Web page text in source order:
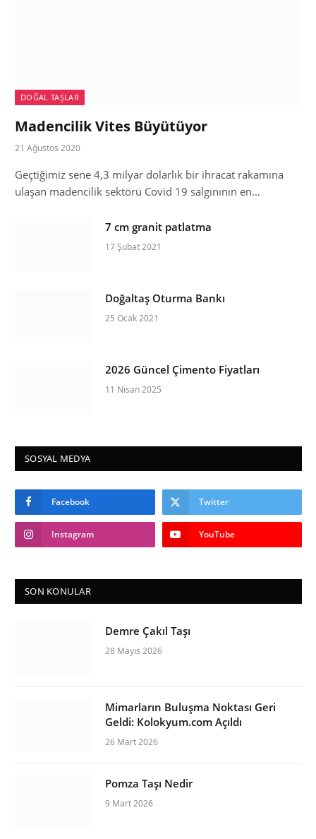
DOĞAL TAŞLAR
Madencilik Vites Büyütüyor
21 Ağustos 2020
Geçtiğimiz sene 4,3 milyar dolarlık bir ihracat rakamına
ulaşan madencilik sektörü Covid 19 salgınının en…
7 cm granit patlatma
17 Şubat 2021
Doğaltaş Oturma Bankı
25 Ocak 2021
2026 Güncel Çimento Fiyatları
11 Nisan 2025
SOSYAL MEDYA
Facebook Twitter
Instagram YouTube
SON KONULAR
Demre Çakıl Taşı
28 Mayıs 2026
Mimarların Buluşma Noktası Geri
Geldi: Kolokyum.com Açıldı
26 Mart 2026
Pomza Taşı Nedir
9 Mart 2026